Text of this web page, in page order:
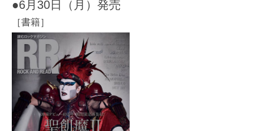
●6月30日（月）発売
［書籍］